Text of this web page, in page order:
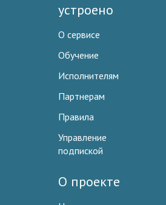
устроено
О сервисе
Обучение
Исполнителям
Партнерам
Правила
Управление
подпиской
О проекте